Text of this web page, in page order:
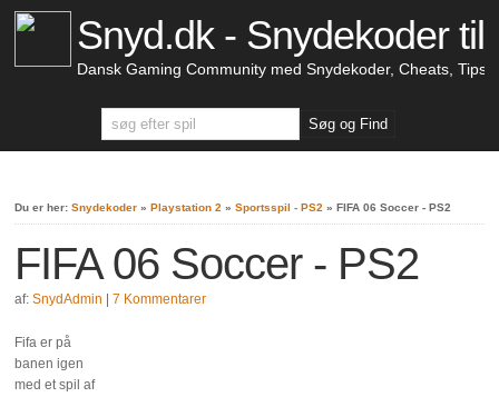
Snyd.dk - Snydekoder til
Dansk Gaming Community med Snydekoder, Cheats, Tips
Du er her:Snydekoder »Playstation 2 »Sportsspil - PS2 »FIFA 06 Soccer - PS2
FIFA 06 Soccer - PS2
af:SnydAdmin |7 Kommentarer
Fifa er på
banen igen
med et spil af